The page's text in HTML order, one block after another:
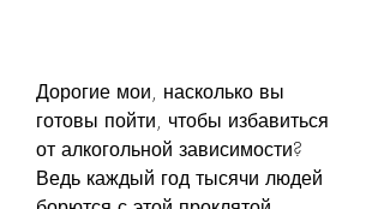
Дорогие мои, насколько вы
готовы пойти, чтобы избавиться
от алкогольной зависимости?
Ведь каждый год тысячи людей